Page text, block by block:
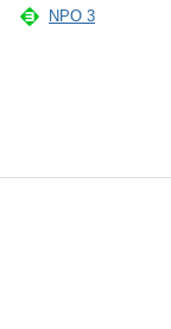
NPO 3